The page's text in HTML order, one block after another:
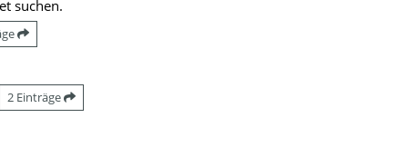
suchen.
2 Einträge